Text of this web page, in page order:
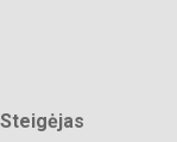
Steigėjas